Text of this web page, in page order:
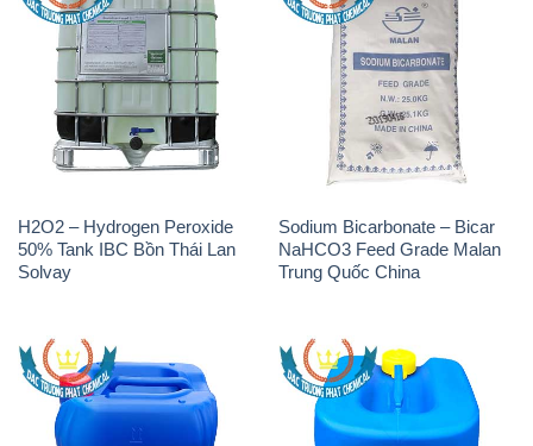
H2O2 – Hydrogen Peroxide
50% Samuda Bangladesh
H2O2 – Hydrogen Peroxide
50% Đài Loan Taiwan Chang
K2Co3 – Potassium
Carbonate AGC Thái Lan
Thailand
Javen – Sodium Hypochlorite
10-12% Việt Nam